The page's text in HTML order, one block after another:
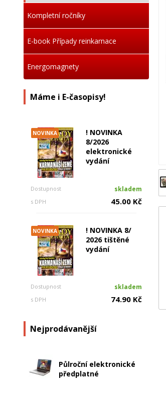
Kompletní ročníky
E-book Případy reinkarnace
Energomagnety
Máme i E-časopisy!
NOVINKA
! NOVINKA
8/2026
elektronické
vydání
Dostupnost skladem
s DPH 45.00 Kč
NOVINKA
! NOVINKA 8/
2026 tištěné
vydání
Dostupnost skladem
s DPH 74.90 Kč
Nejprodávanější
Půlroční elektronické
předplatné